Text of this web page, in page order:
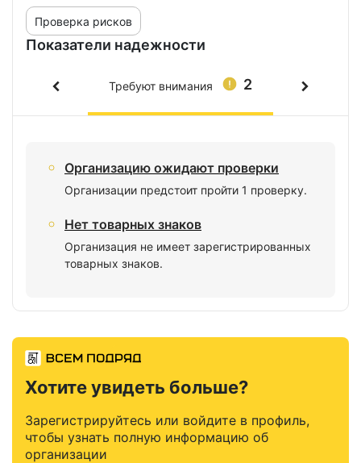
Показатели надежности
Проверка рисков
2
Требуют внимания
Организацию ожидают проверки
Организации предстоит пройти 1 проверку.
Нет товарных знаков
Организация не имеет зарегистрированных
товарных знаков.
Хотите увидеть больше?
Зарегистрируйтесь или войдите в профиль,
чтобы узнать полную информацию об
организации